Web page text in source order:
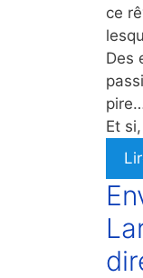
ce
Des
Et